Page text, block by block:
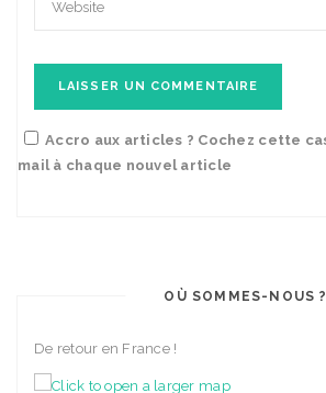
Accro aux articles ? Cochez cette
mail à chaque nouvel article
OÙ SOMMES-NOUS ?
De retour en France !